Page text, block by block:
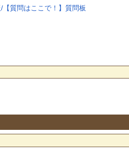
質問はここで！】質問板